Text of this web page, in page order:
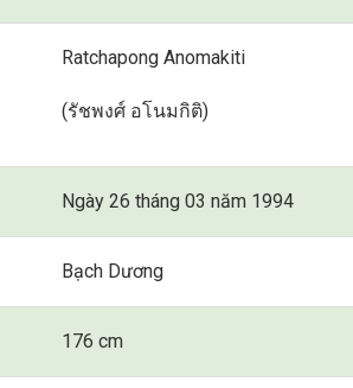
Ratchapong Anomakiti
(รัชพงศ์ อโนมกิติ)
Ngày 26 tháng 03 năm 1994
Bạch Dương
176 cm